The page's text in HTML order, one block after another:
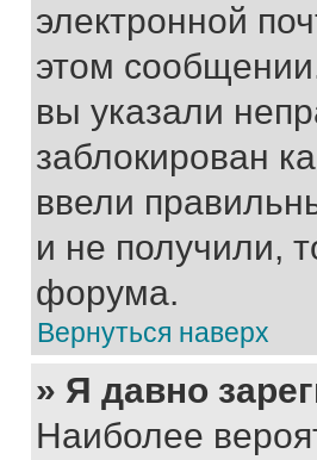
электронной
этом
вы указали
заблокирован
ввели
и не получили,
форума.
Вернуться наверх
» Я давно
Наиболее